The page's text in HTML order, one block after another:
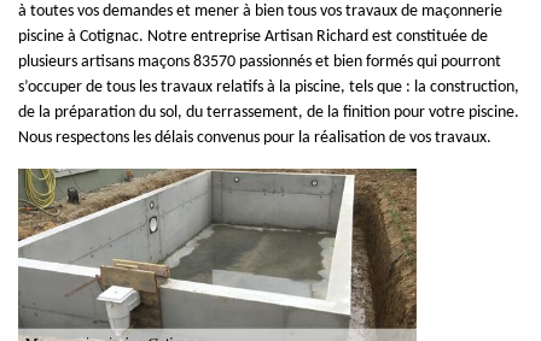
à toutes vos demandes et mener à bien tous vos travaux de maçonnerie
piscine à Cotignac. Notre entreprise Artisan Richard est constituée de
plusieurs artisans maçons 83570 passionnés et bien formés qui pourront
s’occuper de tous les travaux relatifs à la piscine, tels que : la construction,
de la préparation du sol, du terrassement, de la finition pour votre piscine.
Nous respectons les délais convenus pour la réalisation de vos travaux.